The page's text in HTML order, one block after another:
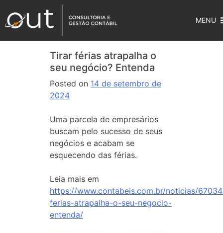
MENU
Tirar férias atrapalha o
seu negócio? Entenda
Posted on 14 de setembro de
2024
Uma parcela de empresários
buscam pelo sucesso de seus
negócios e acabam se
esquecendo das férias.
Leia mais em
https://www.contabeis.com.br/noticias/
ferias-atrapalha-o-seu-negocio-
entenda/